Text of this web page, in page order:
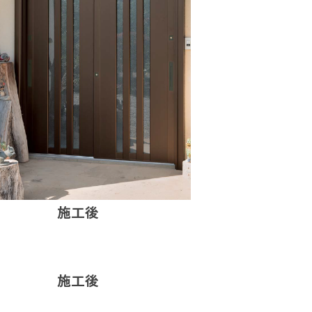
施工後
施工後